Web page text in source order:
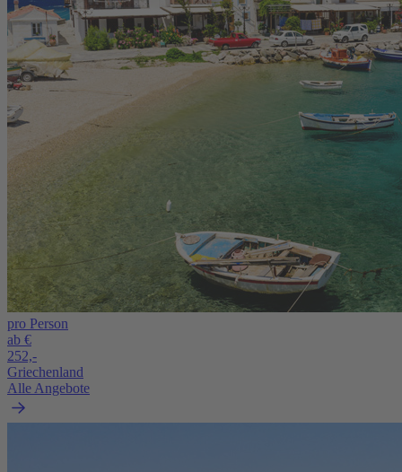
pro Person
ab €
252,-
Griechenland
Alle Angebote